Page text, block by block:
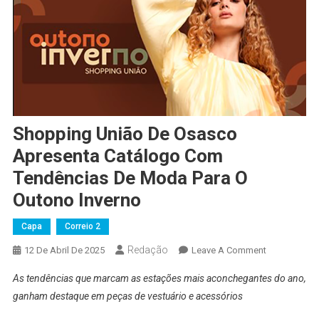
Shopping União De Osasco
Apresenta Catálogo Com
Tendências De Moda Para O
Outono Inverno
Capa Correio 2
12 De Abril De 2025 Redação Leave A CommentOn
União
As tendências que marcam as estações mais aconchegantes do ano,
ganham destaque em peças de vestuário e acessórios